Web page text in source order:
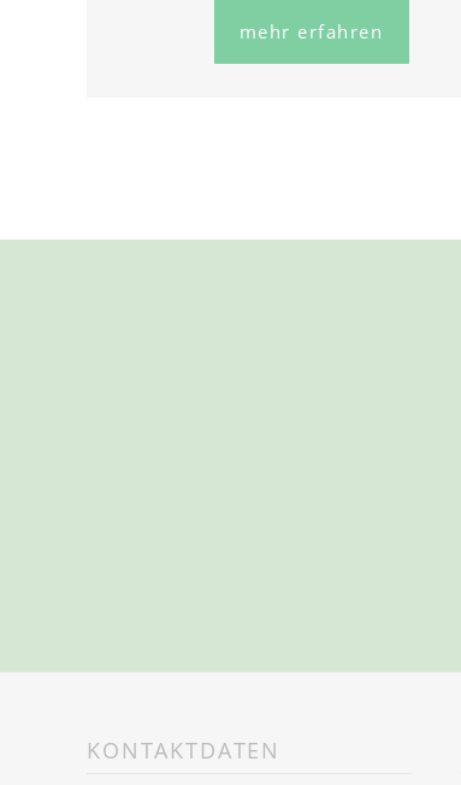
mehr erfahren
KONTAKTDATEN